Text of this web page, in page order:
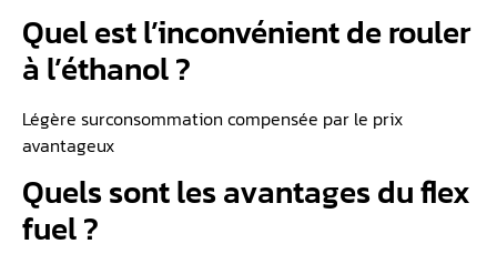
Quel est l’inconvénient de rouler
à l’éthanol ?
Légère surconsommation compensée par le prix
avantageux
Quels sont les avantages du flex
fuel ?